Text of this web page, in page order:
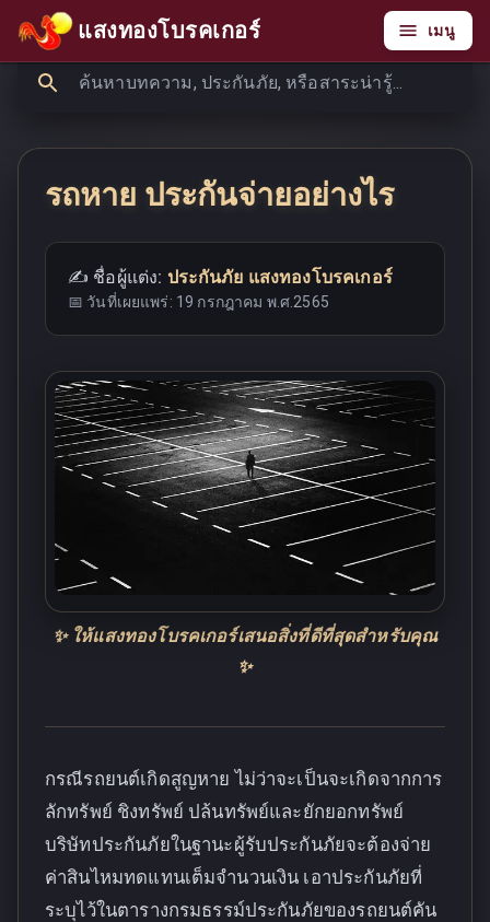
แสงทองโบรคเกอร์ เมนู
รถหาย ประกันจ่ายอย่างไร
✍️ ชื่อผู้แต่ง: ประกันภัย แสงทองโบรคเกอร์
📅 วันที่เผยแพร่: 19 กรกฎาคม พ.ศ.2565
✨ ให้แสงทองโบรคเกอร์เสนอสิ่งที่ดีที่สุดสำหรับคุณ
✨
กรณีรถยนต์เกิดสูญหาย ไม่ว่าจะเป็นจะเกิดจากการ
ลักทรัพย์ ชิงทรัพย์ ปล้นทรัพย์และยักยอกทรัพย์
บริษัทประกันภัยในฐานะผู้รับประกันภัยจะต้องจ่าย
ค่าสินไหมทดแทนเต็มจำนวนเงิน เอาประกันภัยที่
ระบุไว้ในตารางกรมธรรม์ประกันภัยของรถยนต์คัน